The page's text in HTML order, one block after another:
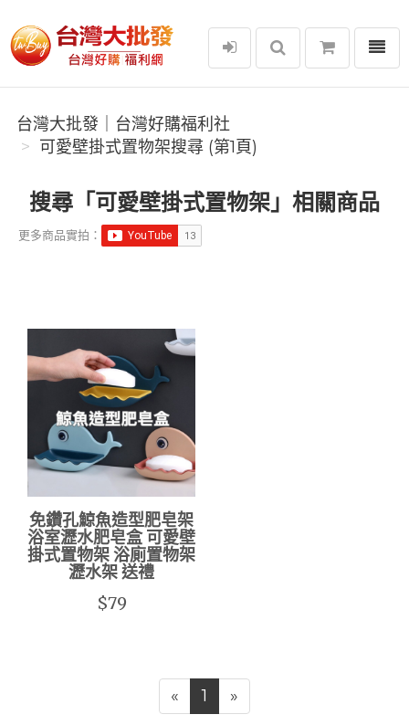
台灣大批發｜台灣好購福利社
選單
台灣大批發｜台灣好購福利社
可愛壁掛式置物架搜尋 (第1頁)
搜尋「可愛壁掛式置物架」相關商品
更多商品實拍：
免鑽孔鯨魚造型肥皂架
浴室瀝水肥皂盒 可愛壁
掛式置物架 浴廁置物架
瀝水架 送禮
$79
« 1 »